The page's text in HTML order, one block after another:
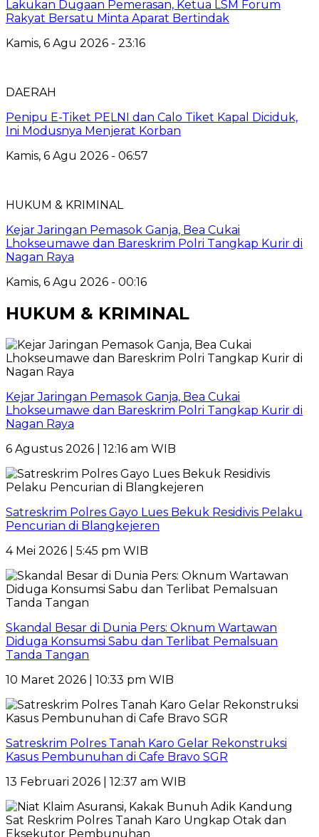
Lakukan Dugaan Pemerasan, Ketua LSM Forum
Rakyat Bersatu Minta Aparat Bertindak
Kamis, 6 Agu 2026 - 23:16
DAERAH
Penipu E-Tiket PELNI dan Calo Tiket Kapal Diciduk,
Ini Modusnya Menjerat Korban
Kamis, 6 Agu 2026 - 06:57
HUKUM & KRIMINAL
Kejar Jaringan Pemasok Ganja, Bea Cukai
Lhokseumawe dan Bareskrim Polri Tangkap Kurir di
Nagan Raya
Kamis, 6 Agu 2026 - 00:16
HUKUM & KRIMINAL
Kejar Jaringan Pemasok Ganja, Bea Cukai
Lhokseumawe dan Bareskrim Polri Tangkap Kurir di
Nagan Raya
6 Agustus 2026 | 12:16 am WIB
Satreskrim Polres Gayo Lues Bekuk Residivis Pelaku
Pencurian di Blangkejeren
4 Mei 2026 | 5:45 pm WIB
Skandal Besar di Dunia Pers: Oknum Wartawan
Diduga Konsumsi Sabu dan Terlibat Pemalsuan
Tanda Tangan
10 Maret 2026 | 10:33 pm WIB
Satreskrim Polres Tanah Karo Gelar Rekonstruksi
Kasus Pembunuhan di Cafe Bravo SGR
13 Februari 2026 | 12:37 am WIB